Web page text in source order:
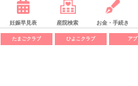
妊娠早見表 産院検索 お金・手続き
たまごクラブ ひよこクラブ アプ